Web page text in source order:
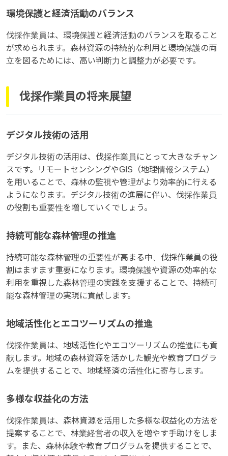
環境保護と経済活動のバランス
伐採作業員は、環境保護と経済活動のバランスを取ること
が求められます。森林資源の持続的な利用と環境保護の両
立を図るためには、高い判断力と調整力が必要です。
伐採作業員の将来展望
デジタル技術の活用
デジタル技術の活用は、伐採作業員にとって大きなチャン
スです。リモートセンシングやGIS（地理情報システム）
を用いることで、森林の監視や管理がより効率的に行える
ようになります。デジタル技術の進展に伴い、伐採作業員
の役割も重要性を増していくでしょう。
持続可能な森林管理の推進
持続可能な森林管理の重要性が高まる中、伐採作業員の役
割はますます重要になります。環境保護や資源の効率的な
利用を重視した森林管理の実践を支援することで、持続可
能な森林管理の実現に貢献します。
地域活性化とエコツーリズムの推進
伐採作業員は、地域活性化やエコツーリズムの推進にも貢
献します。地域の森林資源を活かした観光や教育プログラ
ムを提供することで、地域経済の活性化に寄与します。
多様な収益化の方法
伐採作業員は、森林資源を活用した多様な収益化の方法を
提案することで、林業経営者の収入を増やす手助けをしま
す。また、森林体験や教育プログラムを提供することで、